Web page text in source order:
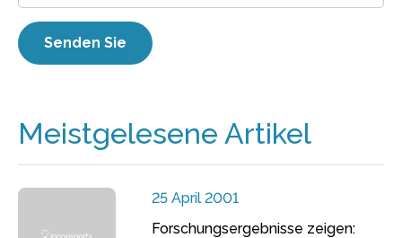
Meistgelesene Artikel
25 April 2001
Forschungsergebnisse zeigen: